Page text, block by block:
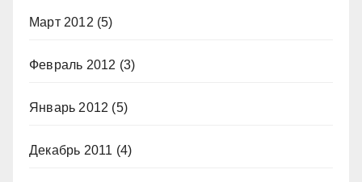
Март 2012 (5)
Февраль 2012 (3)
Январь 2012 (5)
Декабрь 2011 (4)